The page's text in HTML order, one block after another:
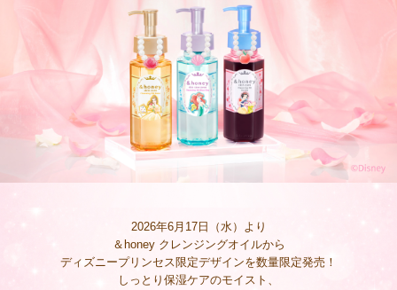
2026年6⽉17⽇（⽔）より
＆honey クレンジングオイルから
ディズニープリンセス限定デザインを数量限定発売！
しっとり保湿ケアのモイスト、